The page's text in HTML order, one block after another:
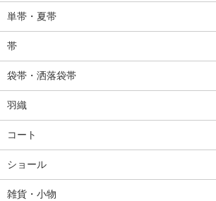
単帯・夏帯
帯
袋帯・洒落袋帯
羽織
コート
ショール
雑貨・小物